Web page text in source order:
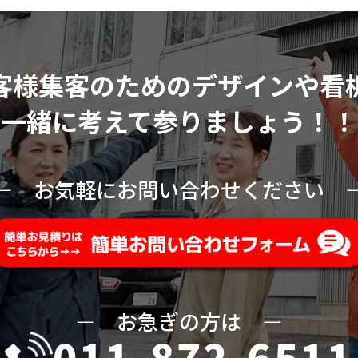
様集客のためのデザインや看
一緒に考えて参りましょう！！
お気軽にお問い合わせください
ーお急ぎの方はー